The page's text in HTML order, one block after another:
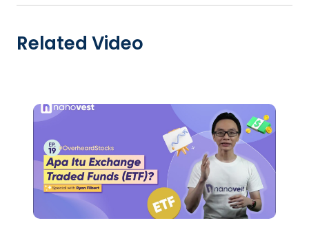
Related Video